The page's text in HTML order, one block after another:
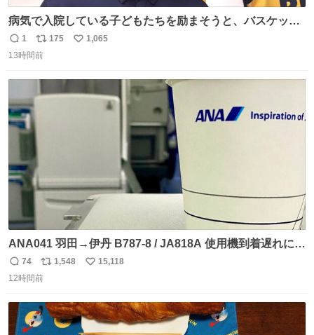
病気で入院している子どもたちを励まそうと、バスケット
ボール・宇都宮ブレックスに所属する比江島慎選手が下野
市の病院を訪問して交流しました。
返
信
1
リ
ポ
175
い
1,065
13時間前
ANA041 羽田→伊丹 B787-8 / JA818A 使用機到着遅れにつ
き 「安全に支障ない範囲で1分1秒でも遅延回復に努めてお
ります」と機長の気合い十分！ が、フライトは順調に進み
じられております」 でコンソメスープ吹き出しそうになり
ましたw
返
信
74
リ
ポ
ト
数
1,548
い
数
15,118
12時間前